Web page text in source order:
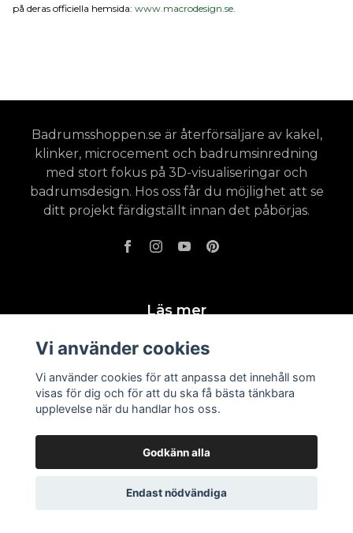
på deras officiella hemsida: www.macrodesign.se.
Badrumsshoppen.se är återförsäljare av kakel,
klinker, microcement och badrumsinredning
med stort fokus på 3D-visualiseringar och
badrumsdesign. Hos oss får du möjlighet att se
ditt projekt färdigställt innan det påbörjas.
Läs mer
Köpevillkor - Leveranser - Returer
Badrumsinspiration
Vi använder cookies
Vi använder cookies för att anpassa det innehåll som
visas för dig och för att du ska få bästa tänkbara
upplevelse när du handlar hos oss.
Godkänn alla
Endast nödvändiga